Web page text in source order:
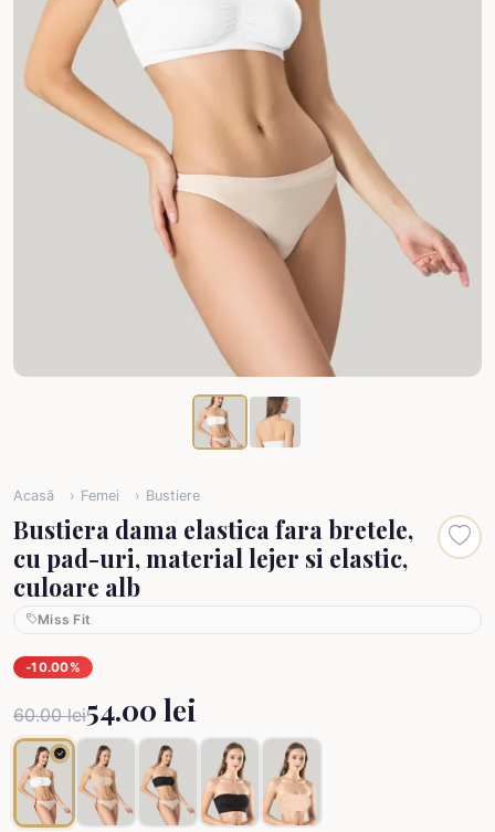
Acasă Femei Bustiere
Bustiera dama elastica fara bretele,
cu pad-uri, material lejer si elastic,
culoare alb
Miss Fit
-10.00%
60.00 lei54.00 lei